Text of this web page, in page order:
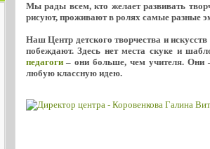
Мы рады всем, кто желает развивать
рисуют, проживают в ролях самые разные
Наш Центр детского творчества и
побеждают. Здесь нет места скуке и
педагоги– они больше, чем учителя. Они
любую классную идею.